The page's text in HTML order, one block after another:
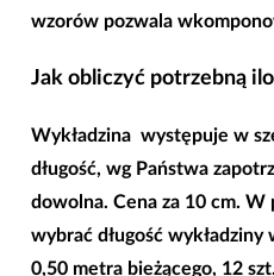
wzorów pozwala
Jak obliczyć potrzebną
Wykładzina występuje w
długość, wg Państwa
dowolna. Cena za 10 cm. W
wybrać długość wykładziny
0,50 metra bieżącego, 12